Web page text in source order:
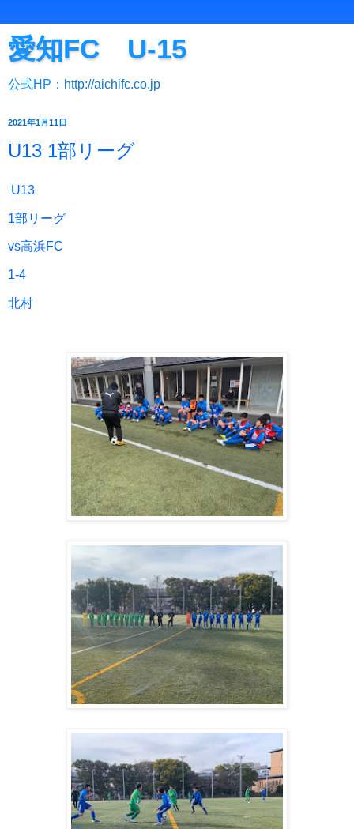
愛知FC U-15
公式HP： http://aichifc.co.jp
2021年1月11日
U13 1部リーグ
U13
1部リーグ
vs高浜FC
1-4
北村